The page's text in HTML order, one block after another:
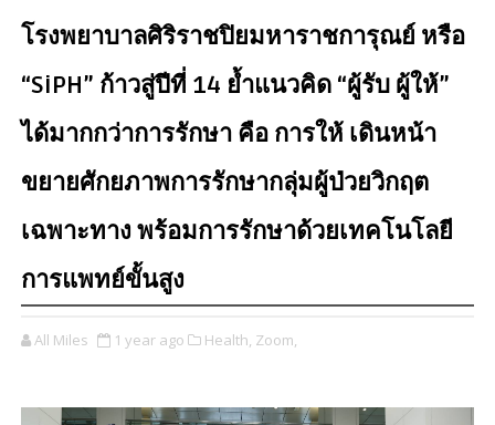
โรงพยาบาลศิริราชปิยมหาราชการุณย์ หรือ
“SiPH” ก้าวสู่ปีที่ 14 ย้ำแนวคิด “ผู้รับ ผู้ให้”
ได้มากกว่าการรักษา คือ การให้ เดินหน้า
ขยายศักยภาพการรักษากลุ่มผู้ป่วยวิกฤต
เฉพาะทาง พร้อมการรักษาด้วยเทคโนโลยี
การแพทย์ขั้นสูง
All Miles 1 year ago Health, Zoom,